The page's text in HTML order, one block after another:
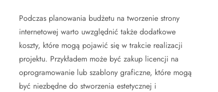
Podczas planowania budżetu na tworzenie strony
internetowej warto uwzględnić także dodatkowe
koszty, które mogą pojawić się w trakcie realizacji
projektu. Przykładem może być zakup licencji na
oprogramowanie lub szablony graficzne, które mogą
być niezbędne do stworzenia estetycznej i